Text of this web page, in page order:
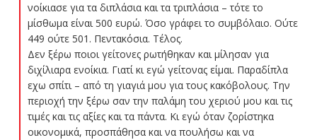
νοίκιασε για τα διπλάσια και τα τριπλάσια – τότε το
μίσθωμα είναι 500 ευρώ. Όσο γράφει το συμβόλαιο. Ούτε
449 ούτε 501. Πεντακόσια. Τέλος.
Δεν ξέρω ποιοι γείτονες ρωτήθηκαν και μίλησαν για
διχίλιαρα ενοίκια. Γιατί κι εγώ γείτονας είμαι. Παραδίπλα
εχω σπίτι – από τη γιαγιά μου για τους κακόβολους. Την
περιοχή την ξέρω σαν την παλάμη του χεριού μου και τις
τιμές και τις αξίες και τα πάντα. Κι εγώ όταν ζορίστηκα
οικονομικά, προσπάθησα και να πουλήσω και να